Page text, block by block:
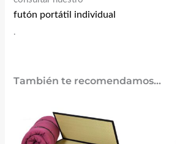
futón portátil individual
.
También te recomendamos…
original
era:
264,00 €.
actual
232,00 €.